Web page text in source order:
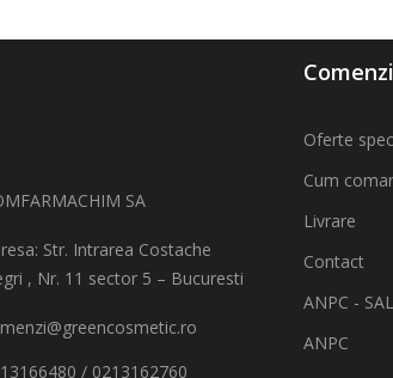
SA
Str. Intrarea Costache
, Nr. 11 sector 5 – Bucuresti
/ 0213162760
Oferte
Cum
Livrare
Contact
ANPC - SAL
ANPC